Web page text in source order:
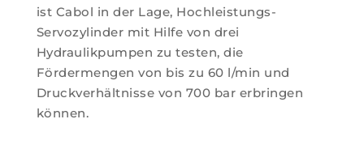
ist Cabol in der Lage, Hochleistungs-
Servozylinder mit Hilfe von drei
Hydraulikpumpen zu testen, die
Fördermengen von bis zu 60 l/min und
Druckverhältnisse von 700 bar erbringen
können.